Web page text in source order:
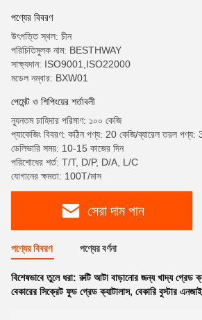
পণ্যের বিবরণ
উৎপত্তি স্থল: চীন
পরিচিতিমুলক নাম: BESTHWAY
সাক্ষ্যদান: ISO9001,ISO22000
মডেল নম্বার: BXW01
পেমেন্ট ও শিপিংয়ের শর্তাবলী
ন্যূনতম চাহিদার পরিমাণ: ১০০ কেজি
প্যাকেজিং বিবরণ: কঠিন পণ্য: 20 কেজি/ব্যারেল তরল পণ্য:
ডেলিভারি সময়: 10-15 কাজের দিন
পরিশোধের শর্ত: T/T, D/P, D/A, L/C
যোগানের ক্ষমতা: 100T/মাস
সেরা দাম পান
পণ্যের বিবরণ পণ্যের বর্ণনা
বিশেষভাবে তুলে ধরা:রুটি আটা বাড়ানোর জন্য খাদ্য গ্রেড
বেকারের সিক্রেট ফুড গ্রেড ক্যাটালাস, বেকারি বুস্টার